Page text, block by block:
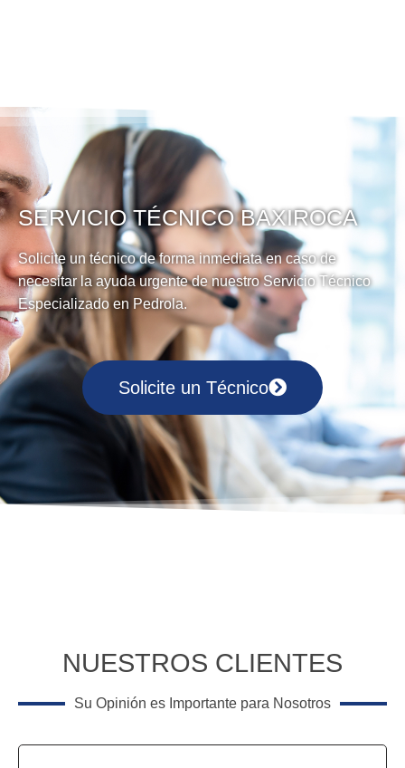
SERVICIO TÉCNICO BAXIROCA
Solicite un técnico de forma inmediata en caso de
necesitar la ayuda urgente de nuestro Servicio Técnico
Especializado en Pedrola.
Solicite un Técnico
NUESTROS CLIENTES
Su Opinión es Importante para Nosotros